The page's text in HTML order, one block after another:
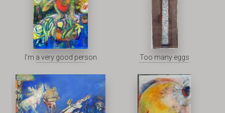
I'm a very good person Too many eggs